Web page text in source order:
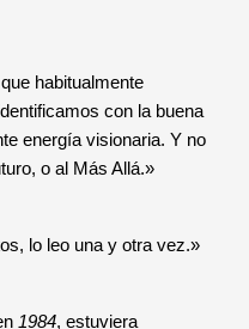
habitualmente
con la buena
energía visionaria. Y no
o al Más Allá.»
lo leo una y otra vez.»
1984, estuviera